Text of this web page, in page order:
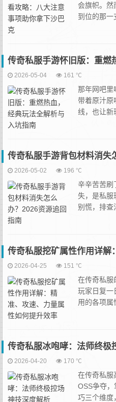
会旗帜。然
到位的那一
传奇私服手游怀旧版：重燃
2026-05-04 161 ℃
那年网吧里
带着原汁原
线，也让新
传奇私服手游背包材料消失
2026-05-02 196 ℃
辛辛苦苦
失，是私服
别慌，排查
传奇私服挖矿属性作用详解
2026-04-25 151 ℃
在传奇私服
玩家日复一
用的各项属
传奇私服冰咆哮：法师终极
2026-04-20 170 ℃
在传奇私服
OSS争夺
巧三个维度